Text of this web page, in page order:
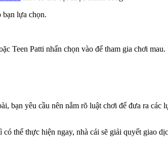
bạn lựa chọn.
Teen Patti nhấn chọn vào để tham gia chơi mau.
bạn yêu cầu nên nắm rõ luật chơi để đưa ra
có thể thực hiện ngay, nhà cái sẽ giải quyết giao